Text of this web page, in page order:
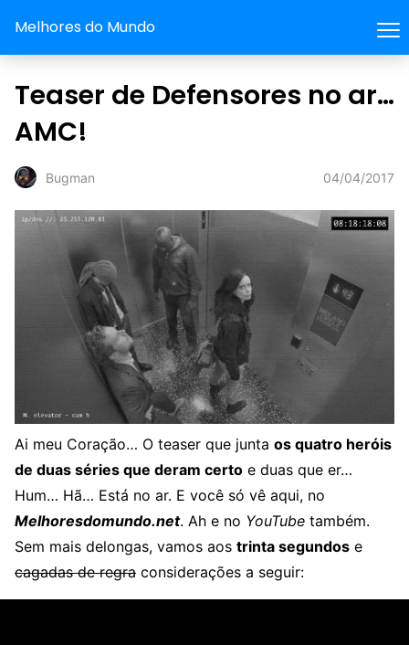
Melhores do Mundo
Teaser de Defensores no ar…
AMC!
Bugman 04/04/2017
Ai meu Coração… O teaser que junta os quatro heróis
de duas séries que deram certo e duas que er…
Hum… Hã… Está no ar. E você só vê aqui, no
Melhoresdomundo.net. Ah e no YouTube também.
Sem mais delongas, vamos aos trinta segundos e
cagadas de regra considerações a seguir: